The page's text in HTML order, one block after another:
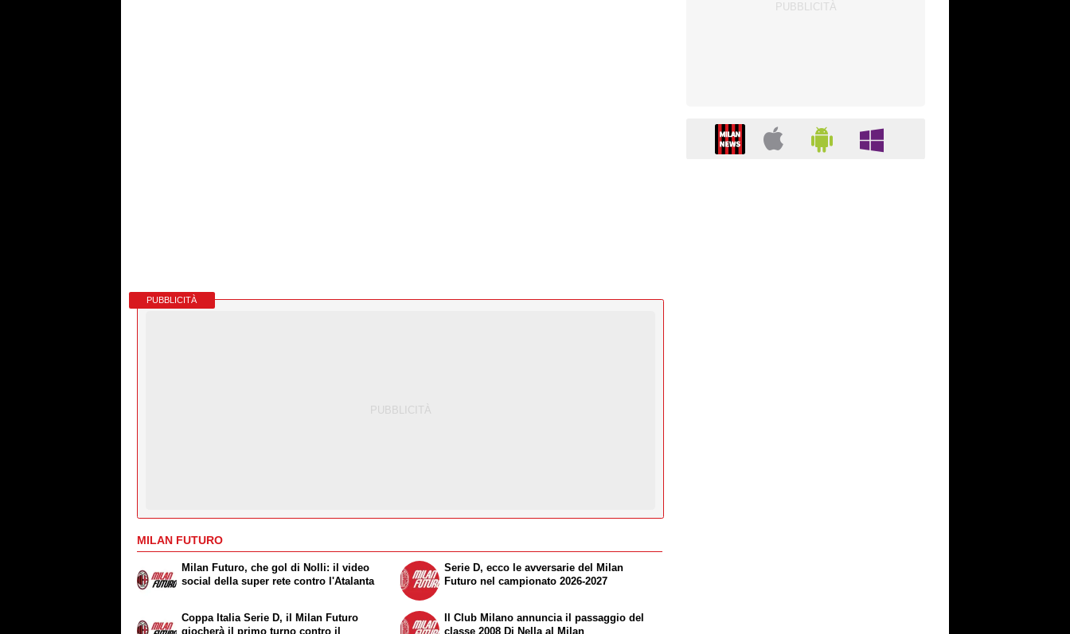
PUBBLICITÀ
MILAN FUTURO
Milan Futuro, che gol di Nolli: il video
social della super rete contro l'Atalanta
Coppa Italia Serie D, il Milan Futuro
giocherà il primo turno contro il
Serie D, ecco le avversarie del Milan
Futuro nel campionato 2026-2027
Il Club Milano annuncia il passaggio del
classe 2008 Di Nella al Milan